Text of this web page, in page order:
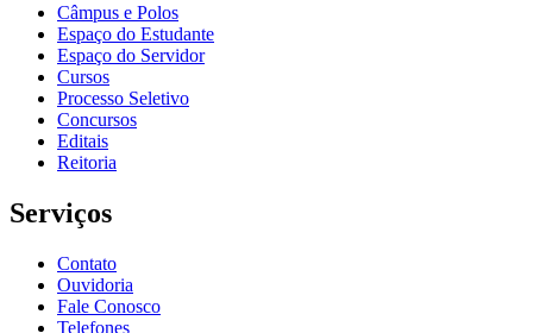
Câmpus e Polos
Espaço do Estudante
Espaço do Servidor
Cursos
Processo Seletivo
Concursos
Editais
Reitoria
Serviços
Contato
Ouvidoria
Fale Conosco
Telefones